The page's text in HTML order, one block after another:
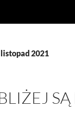
2021